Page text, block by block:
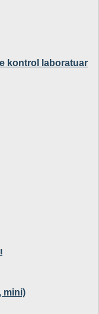
kontrol laboratuar
mini)